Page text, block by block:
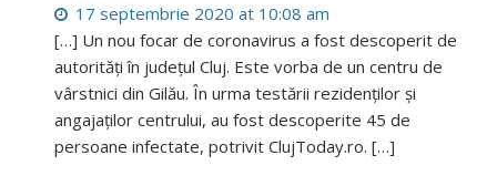
17 septembrie 2020 at 10:08 am
[…] Un nou focar de coronavirus a fost descoperit de
autorități în județul Cluj. Este vorba de un centru de
vârstnici din Gilău. În urma testării rezidenților și
angajaților centrului, au fost descoperite 45 de
persoane infectate, potrivit ClujToday.ro. […]